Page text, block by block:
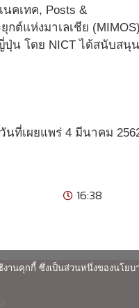
นคเทค, Posts &
กต์แห่งมาเลเชีย
ญี่ปุ่น โดย NICT ได้สนับสนุ
วันที่เผยแพร่ 4 มีนาคม
16:38
งานคุกกี้ ซึ่งเป็นส่วนหนึ่งของนโ